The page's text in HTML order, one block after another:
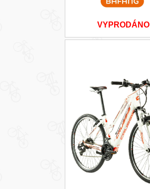
VYPRODÁNO